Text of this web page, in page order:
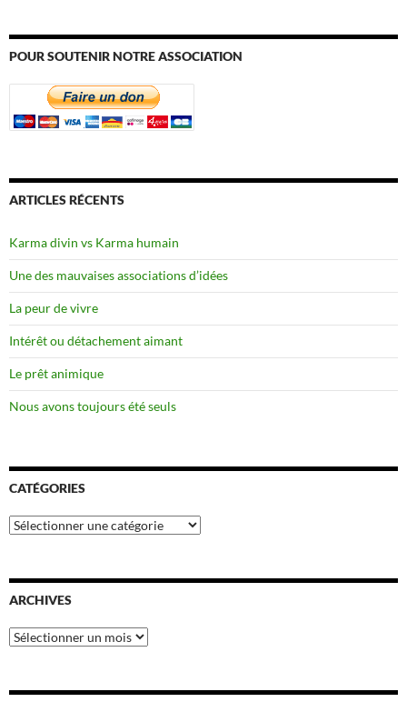
POUR SOUTENIR NOTRE ASSOCIATION
ARTICLES RÉCENTS
Karma divin vs Karma humain
Une des mauvaises associations d’idées
La peur de vivre
Intérêt ou détachement aimant
Le prêt animique
Nous avons toujours été seuls
CATÉGORIES
Catégories
ARCHIVES
Archives